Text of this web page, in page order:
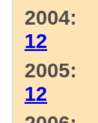
2004:
12
2005:
12